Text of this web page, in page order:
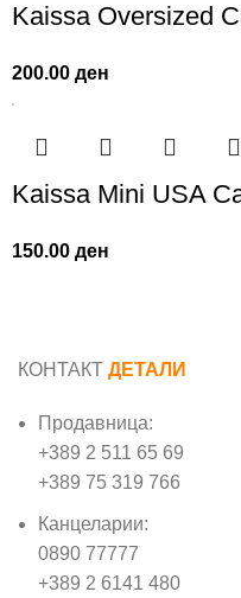
Kaissa Oversized
200.00ден
Kaissa Mini USA
150.00ден
КОНТАКТ ДЕТАЛИ
Продавница:
+389 2 511 65 69
+389 75 319 766
Канцеларии:
0890 77777
+389 2 6141 480